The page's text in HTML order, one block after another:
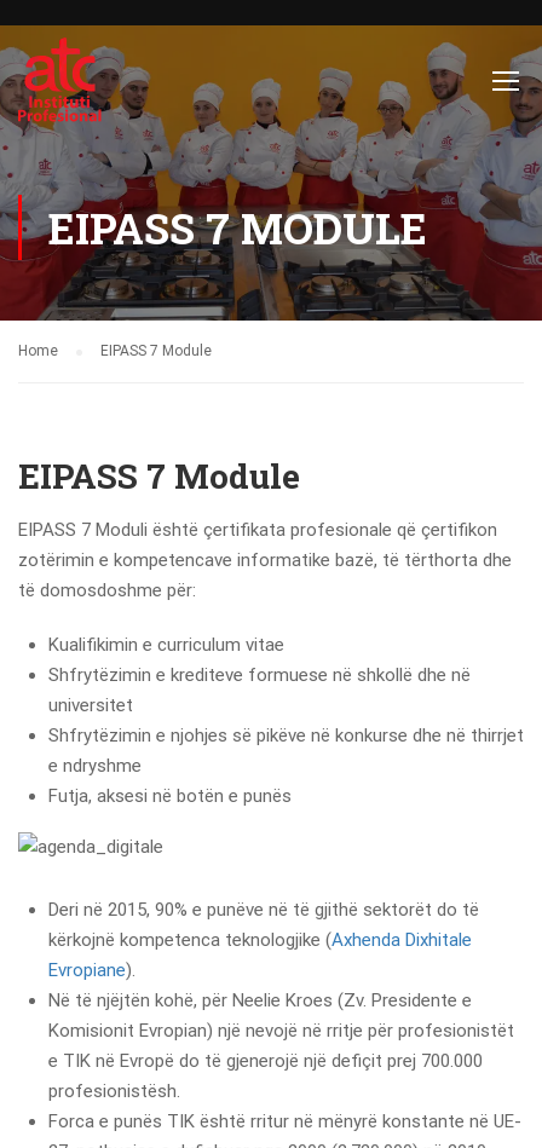
EIPASS 7 MODULE
Home EIPASS 7 Module
EIPASS 7 Module
EIPASS 7 Moduli është çertifikata profesionale që çertifikon
zotërimin e kompetencave informatike bazë, të tërthorta dhe
të domosdoshme për:
Kualifikimin e curriculum vitae
Shfrytëzimin e krediteve formuese në shkollë dhe në
universitet
Shfrytëzimin e njohjes së pikëve në konkurse dhe në thirrjet
e ndryshme
Futja, aksesi në botën e punës
Deri në 2015, 90% e punëve në të gjithë sektorët do të
kërkojnë kompetenca teknologjike (Axhenda Dixhitale
Evropiane).
Në të njëjtën kohë, për Neelie Kroes (Zv. Presidente e
Komisionit Evropian) një nevojë në rritje për profesionistët
e TIK në Evropë do të gjenerojë një defiçit prej 700.000
profesionistësh.
Forca e punës TIK është rritur në mënyrë konstante në UE-